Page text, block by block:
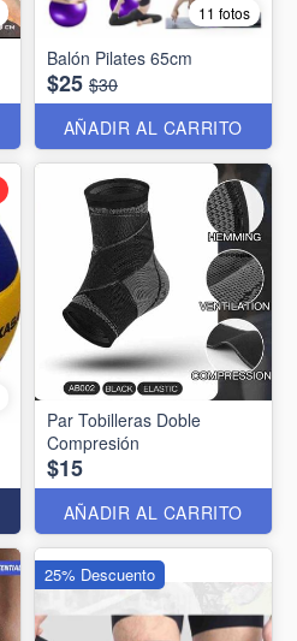
11 fotos
Balón Pilates 65cm
$25 $30
AÑADIR AL CARRITO
Par Tobilleras Doble
Compresión
$15
AÑADIR AL CARRITO
25% Descuento